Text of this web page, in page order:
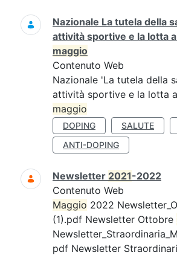
Nazionale La tutela della
attività sportive e la lotta
maggio
Contenuto Web
Nazionale 'La tutela della
attività sportive e la lotta
maggio
DOPING SALUTE
ANTI-DOPING
Newsletter 2021-2022
Contenuto Web
Maggio 2022
(1).pdf Newsletter Ottobre
pdf Newsletter